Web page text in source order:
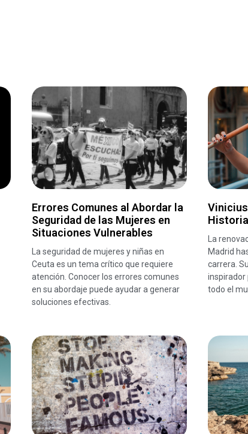
Errores Comunes al Abordar la
Seguridad de las Mujeres en
Situaciones Vulnerables
La seguridad de mujeres y niñas en
Ceuta es un tema crítico que requiere
atención. Conocer los errores comunes
en su abordaje puede ayudar a generar
soluciones efectivas.
La
Madrid
carrera.
inspirador
todo el